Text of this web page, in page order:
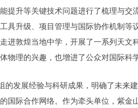
提升等关键技术问题进行了梳理与交
具升级、项目管理与国际协作机制等
进敦煌当地中学，开展了一系列天文
物理的兴趣，也增进了公众对国际科
的发展经验与科研成果，明确了未来
国际合作网络。作为牵头单位，紫金